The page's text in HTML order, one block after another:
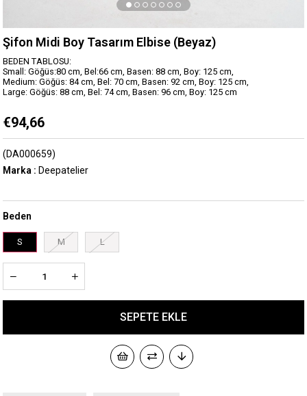
Şifon Midi Boy Tasarım Elbise (Beyaz)
BEDEN TABLOSU:
Small: Göğüs:80 cm, Bel:66 cm, Basen: 88 cm, Boy: 125 cm,
Medium: Göğüs: 84 cm, Bel: 70 cm, Basen: 92 cm, Boy: 125 cm,
Large: Göğüs: 88 cm, Bel: 74 cm, Basen: 96 cm, Boy: 125 cm
€94,66
(DA000659)
Marka : Deepatelier
Beden
S M L